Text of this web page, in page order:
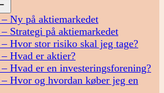
menu
Ny på aktiemarkedet
Strategi på aktiemarkedet
Hvor stor risiko skal jeg tage?
Hvad er aktier?
Hvad er en investeringsforening?
Hvor og hvordan køber jeg en